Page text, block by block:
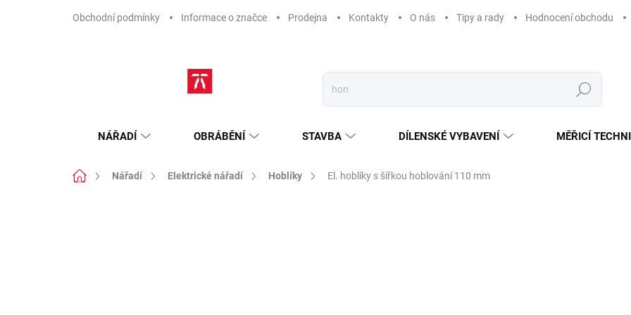
Obchodní podmínky Informace o značce Prodejna Kontakty O nás Tipy a rady Hodnocení obchodu
Hledat
NÁŘADÍ OBRÁBĚNÍ STAVBA DÍLENSKÉ VYBAVENÍ MĚŘICÍ
Domů Nářadí Elektrické nářadí Hoblíky El. hoblíky s šířkou hoblování 110 mm